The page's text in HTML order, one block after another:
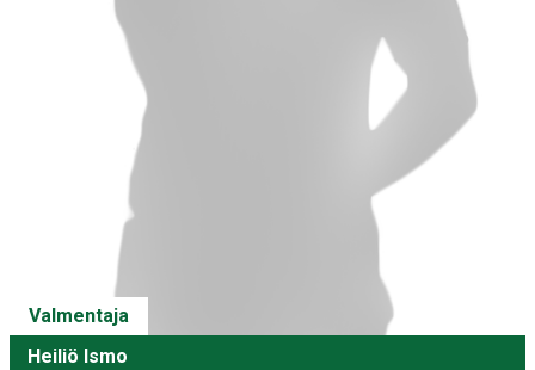
Valmentaja
Heiliö Ismo